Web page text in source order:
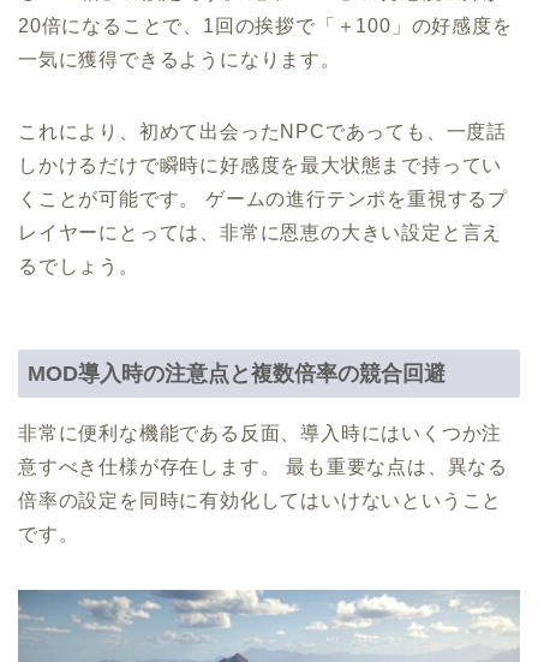
20倍になることで、1回の挨拶で「＋100」の好感度を
一気に獲得できるようになります。
これにより、初めて出会ったNPCであっても、一度話
しかけるだけで瞬時に好感度を最大状態まで持ってい
くことが可能です。 ゲームの進行テンポを重視するプ
レイヤーにとっては、非常に恩恵の大きい設定と言え
るでしょう。
MOD導入時の注意点と複数倍率の競合回避
非常に便利な機能である反面、導入時にはいくつか注
意すべき仕様が存在します。 最も重要な点は、異なる
倍率の設定を同時に有効化してはいけないということ
です。